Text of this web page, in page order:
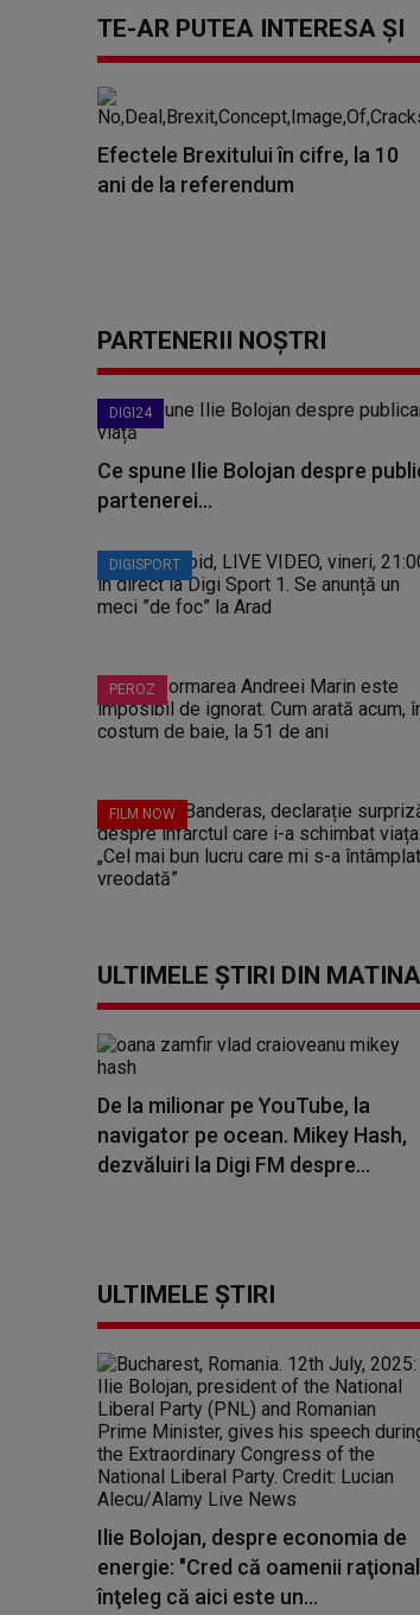
TE-AR PUTEA INTERESA ȘI
Efectele Brexitului în cifre, la 10
ani de la referendum
PARTENERII NOȘTRI
DIGI24
Ce spune Ilie Bolojan despre
partenerei...
DIGISPORT
PEROZ
FILM NOW
ULTIMELE ȘTIRI DIN
De la milionar pe YouTube, la
navigator pe ocean. Mikey Hash,
dezvăluiri la Digi FM despre...
ULTIMELE ȘTIRI
Ilie Bolojan, despre economia de
energie: "Cred că oamenii
înţeleg că aici este un...